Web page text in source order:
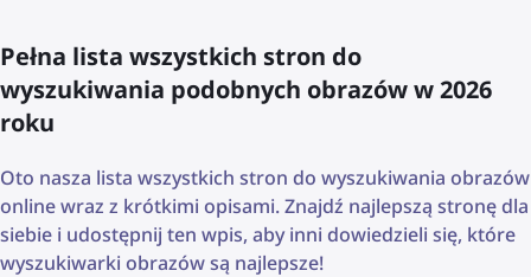
Pełna lista wszystkich stron do
wyszukiwania podobnych obrazów w 2026
roku
Oto nasza lista wszystkich stron do wyszukiwania obrazów
online wraz z krótkimi opisami. Znajdź najlepszą stronę dla
siebie i udostępnij ten wpis, aby inni dowiedzieli się, które
wyszukiwarki obrazów są najlepsze!